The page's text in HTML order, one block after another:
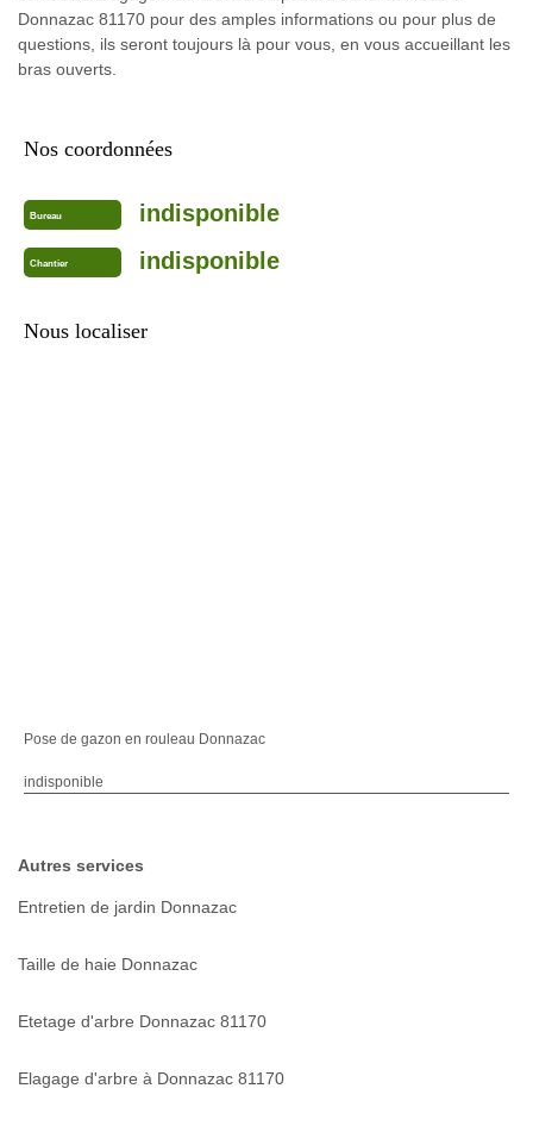
Donnazac 81170 pour des amples informations ou pour plus de
questions, ils seront toujours là pour vous, en vous accueillant les
bras ouverts.
Nos coordonnées
Bureau indisponible
Chantier indisponible
Nous localiser
Pose de gazon en rouleau Donnazac
indisponible
Autres services
Entretien de jardin Donnazac
Taille de haie Donnazac
Etetage d'arbre Donnazac 81170
Elagage d'arbre à Donnazac 81170